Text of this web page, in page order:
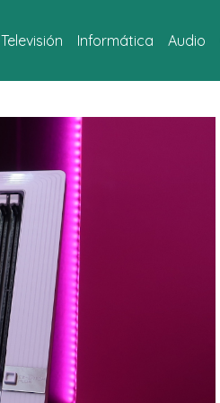
Televisión Informática Audio